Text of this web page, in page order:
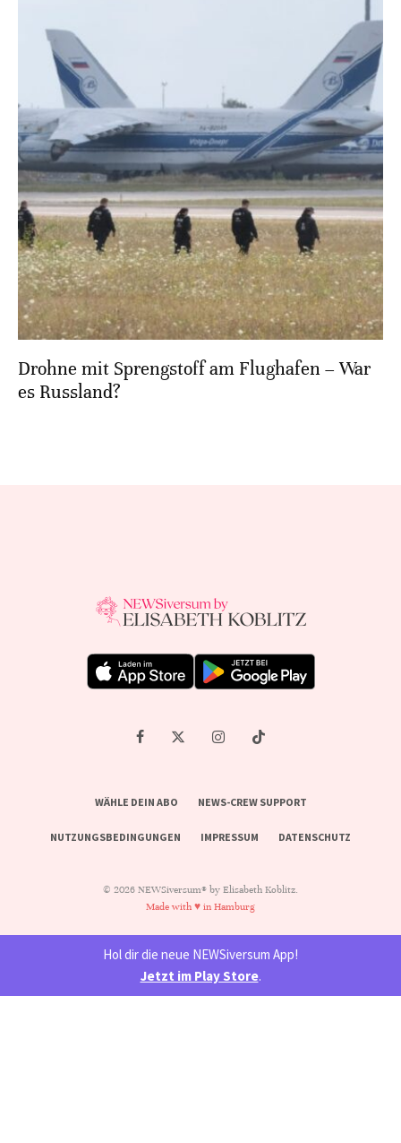
Drohne mit Sprengstoff am Flughafen – War
es Russland?
WÄHLE DEIN ABO NEWS-CREW SUPPORT
NUTZUNGSBEDINGUNGEN IMPRESSUM DATENSCHUTZ
© 2026 NEWSiversum® by Elisabeth Koblitz.
Made with ♥ in Hamburg
Hol dir die neue NEWSiversum App!
Jetzt im Play Store.